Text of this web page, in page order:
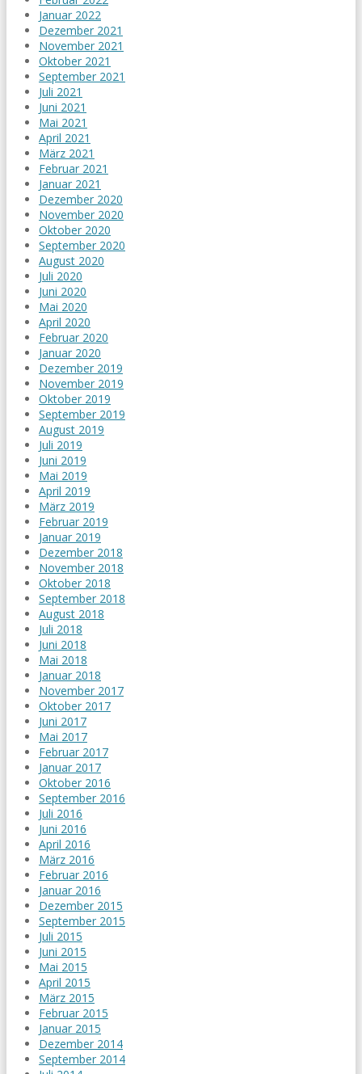
Januar 2022
Dezember 2021
November 2021
Oktober 2021
September 2021
Juli 2021
Juni 2021
Mai 2021
April 2021
März 2021
Februar 2021
Januar 2021
Dezember 2020
November 2020
Oktober 2020
September 2020
August 2020
Juli 2020
Juni 2020
Mai 2020
April 2020
Februar 2020
Januar 2020
Dezember 2019
November 2019
Oktober 2019
September 2019
August 2019
Juli 2019
Juni 2019
Mai 2019
April 2019
März 2019
Februar 2019
Januar 2019
Dezember 2018
November 2018
Oktober 2018
September 2018
August 2018
Juli 2018
Juni 2018
Mai 2018
Januar 2018
November 2017
Oktober 2017
Juni 2017
Mai 2017
Februar 2017
Januar 2017
Oktober 2016
September 2016
Juli 2016
Juni 2016
April 2016
März 2016
Februar 2016
Januar 2016
Dezember 2015
September 2015
Juli 2015
Juni 2015
Mai 2015
April 2015
März 2015
Februar 2015
Januar 2015
Dezember 2014
September 2014